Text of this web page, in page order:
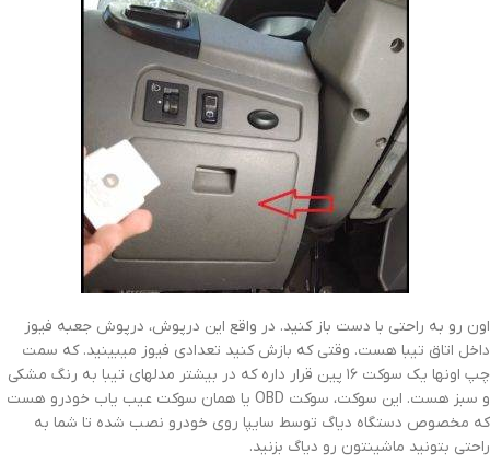
اون رو به راحتی با دست باز کنید. در واقع این درپوش، درپوش جعبه فیوز
داخل اتاق تیبا هست. وقتی که بازش کنید تعدادی فیوز میبینید. که سمت
چپ اونها یک سوکت ۱۶ پین قرار داره که در بیشتر مدلهای تیبا به رنگ مشکی
و سبز هست. این سوکت، سوکت OBD یا همان سوکت عیب یاب خودرو هست
که مخصوص دستگاه دیاگ توسط سایپا روی خودرو نصب شده تا شما به
راحتی بتونید ماشینتون رو دیاگ بزنید.